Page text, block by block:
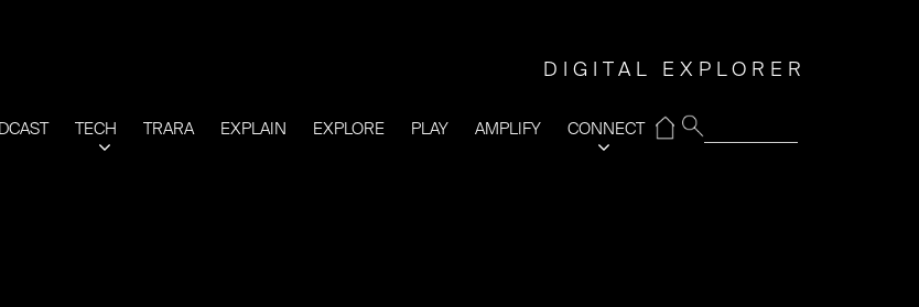
DIGITAL EXPLORER
TECH TRARA EXPLAIN EXPLORE PLAY AMPLIFY CONNECT
⌂